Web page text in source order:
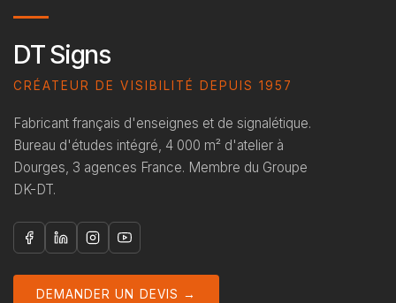
DT Signs
CRÉATEUR DE VISIBILITÉ DEPUIS 1957
Fabricant français d'enseignes et de signalétique.
Bureau d'études intégré, 4 000 m² d'atelier à
Dourges, 3 agences France. Membre du Groupe
DK-DT.
DEMANDER UN DEVIS →